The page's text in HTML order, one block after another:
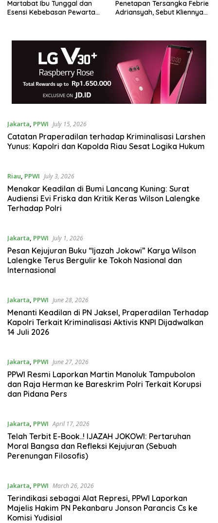
Martabat Ibu Tunggal dan
Esensi Kebebasan Pewarta
Penetapan Tersangka Febrie
Adriansyah, Sebut Kliennya
Jakarta, PPWI July 15, 2026
Catatan Praperadilan terhadap Kriminalisasi Larshen
Yunus: Kapolri dan Kapolda Riau Sesat Logika Hukum
Riau, PPWI July 3, 2026
Menakar Keadilan di Bumi Lancang Kuning: Surat
Audiensi Evi Friska dan Kritik Keras Wilson Lalengke
Terhadap Polri
Jakarta, PPWI July 1, 2026
Pesan Kejujuran Buku “Ijazah Jokowi” Karya Wilson
Lalengke Terus Bergulir ke Tokoh Nasional dan
Internasional
Jakarta, PPWI June 28, 2026
Menanti Keadilan di PN Jaksel, Praperadilan Terhadap
Kapolri Terkait Kriminalisasi Aktivis KNPI Dijadwalkan
14 Juli 2026
Jakarta, PPWI June 27, 2026
PPWI Resmi Laporkan Martin Manoluk Tampubolon
dan Raja Herman ke Bareskrim Polri Terkait Korupsi
dan Pidana Pers
Jakarta, PPWI April 17, 2026
Telah Terbit E-Book..! IJAZAH JOKOWI: Pertaruhan
Moral Bangsa dan Refleksi Kejujuran (Sebuah
Perenungan Filosofis)
Jakarta, PPWI March 26, 2026
Terindikasi sebagai Alat Represi, PPWI Laporkan
Majelis Hakim PN Pekanbaru Jonson Parancis Cs ke
Komisi Yudisial